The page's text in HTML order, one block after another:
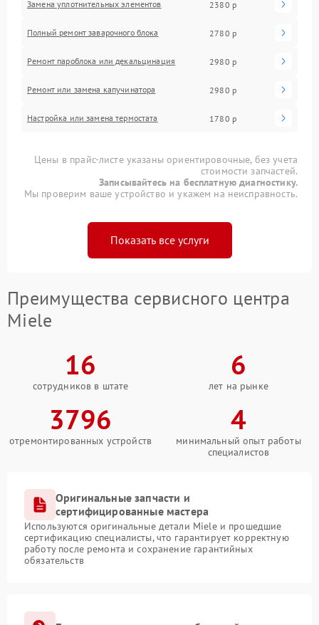
Замена уплотнительных элементов 2380 р
Полный ремонт заварочного блока 2780 р
Ремонт пароблока или декальцинация 2980 р
Ремонт или замена капучинатора 2980 р
Настройка или замена термостата 1780 р
Цены в прайс-листе указаны ориентировочные, без учета
стоимости запчастей.
Записывайтесь на бесплатную диагностику.
Мы проверим ваше устройство и укажем на неисправность.
Показать все услуги
Преимущества сервисного центра
Miele
16
сотрудников в штате
6
лет на рынке
3796
отремонтированных устройств
4
минимальный опыт работы
специалистов
Оригинальные запчасти и
сертифицированные мастера
Используются оригинальные детали Miele и прошедшие
сертификацию специалисты, что гарантирует корректную
работу после ремонта и сохранение гарантийных
обязательств